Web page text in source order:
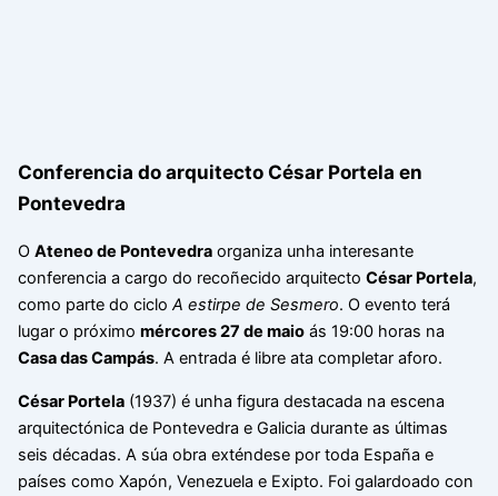
Conferencia do arquitecto César Portela en
Pontevedra
O Ateneo de Pontevedraorganiza unha interesante
conferencia a cargo do recoñecido arquitecto César Portela,
como parte do ciclo A estirpe de Sesmero. O evento terá
lugar o próximo mércores 27 de maioás 19:00 horas na
Casa das Campás. A entrada é libre ata completar aforo.
César Portela(1937) é unha figura destacada na escena
arquitectónica de Pontevedra e Galicia durante as últimas
seis décadas. A súa obra exténdese por toda España e
países como Xapón, Venezuela e Exipto. Foi galardoado con